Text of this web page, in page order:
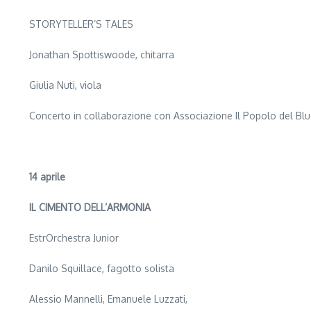
STORYTELLER’S TALES
Jonathan Spottiswoode, chitarra
Giulia Nuti, viola
Concerto in collaborazione con Associazione Il Popolo del
14 aprile
IL CIMENTO DELL’ARMONIA
EstrOrchestra Junior
Danilo Squillace, fagotto solista
Alessio Mannelli, Emanuele Luzzati,